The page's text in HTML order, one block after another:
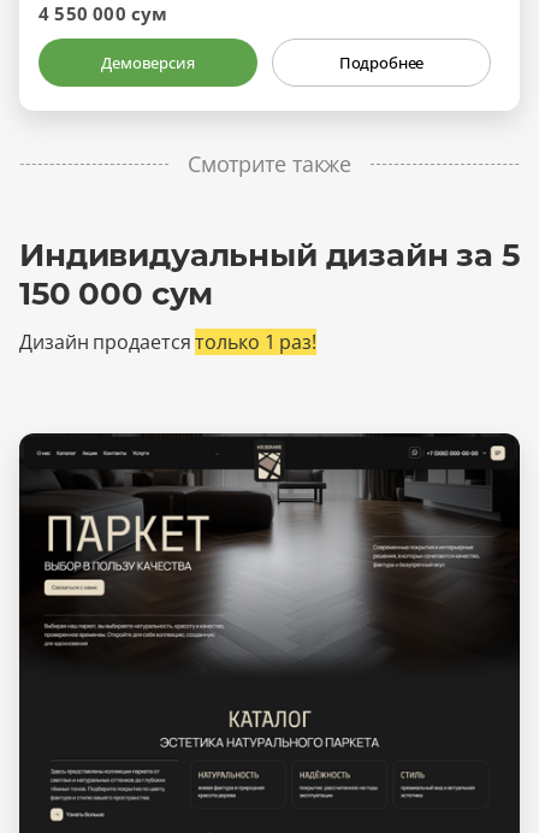
4 550 000 сум
Демоверсия Подробнее
Смотрите также
Индивидуальный дизайн за 5
150 000 сум
Дизайн продаетсятолько 1 раз!